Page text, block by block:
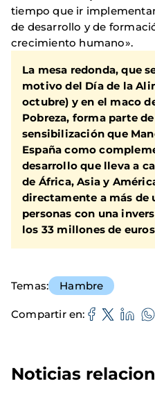
tiempo que ir
de desarrollo y de
crecimiento humano».
La mesa redonda, que
motivo del Día de la
octubre) y en el maco
Pobreza, forma parte
sensibilización que
España como
desarrollo que lleva a
de África, Asia y
directamente a más de
personas con una
los 33 millones de
Temas Hambre
Compartir en
Noticias